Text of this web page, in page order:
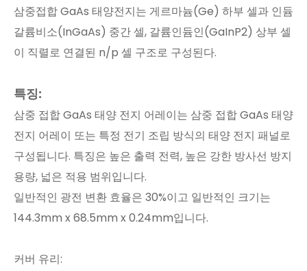
삼중접합 GaAs 태양전지는 게르마늄(Ge) 하부 셀과 인듐
갈륨비소(InGaAs) 중간 셀, 갈륨인듐인(GaInP2) 상부 셀
이 직렬로 연결된 n/p 셀 구조로 구성된다.
특징:
삼중 접합 GaAs 태양 전지 어레이는 삼중 접합 GaAs 태양
전지 어레이 또는 특정 전기 조립 방식의 태양 전지 패널로
구성됩니다. 특징은 높은 출력 전력, 높은 강한 방사선 방지
용량, 넓은 적용 범위입니다.
일반적인 광전 변환 효율은 30%이고 일반적인 크기는
144.3mm x 68.5mm x 0.24mm입니다.
커버 유리: